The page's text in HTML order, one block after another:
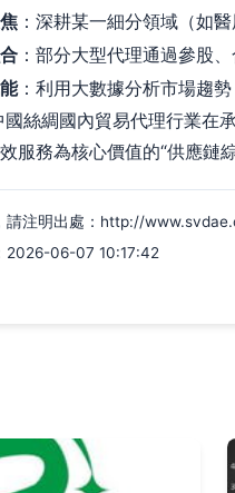
：深耕某一細分領域（如
：部分大型代理通過參股
：利用大數據分析市場趨
絲綢國內貿易代理行業在
服務為核心價值的“供應鏈
請注明出處：http://
2026-06-07 10:17:42